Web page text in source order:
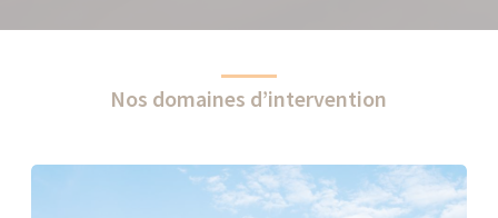
Nos domaines d’intervention